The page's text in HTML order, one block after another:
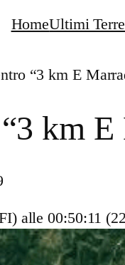
HomeUltimi
“3 km E
km
alle 00:50:11